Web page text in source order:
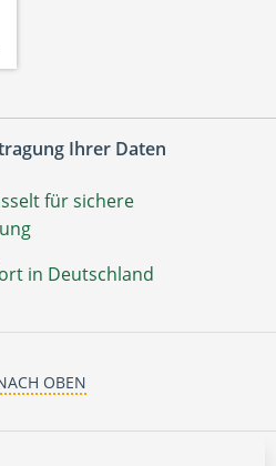
Ihrer Daten
für sichere
in Deutschland
OBEN